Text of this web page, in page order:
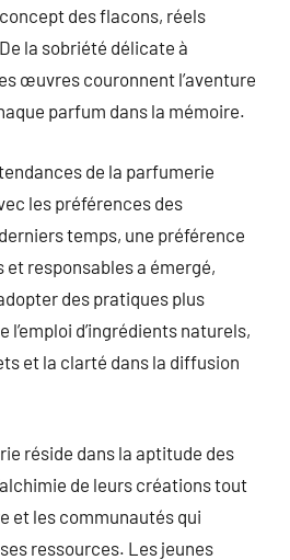
des flacons, réels
la sobriété délicate à
œuvres couronnent l’aventure
parfum dans la mémoire.
de la parfumerie
les préférences des
temps, une préférence
responsables a émergé,
des pratiques plus
l’emploi d’ingrédients naturels,
et la clarté dans la diffusion
réside dans la aptitude des
de leurs créations tout
et les communautés qui
ressources. Les jeunes